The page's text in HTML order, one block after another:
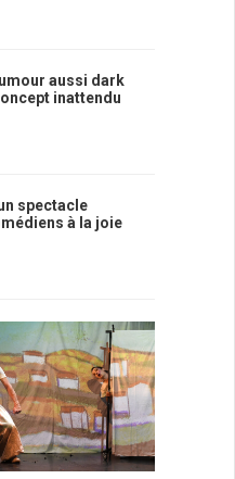
aussi dark
inattendu
spectacle
à la joie